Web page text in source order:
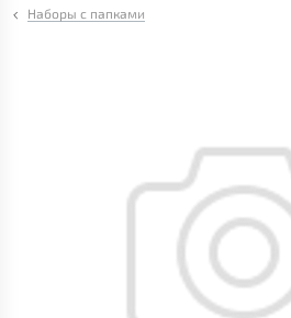
Наборы с папками